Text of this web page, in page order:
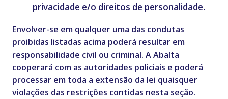
privacidade e/o direitos de personalidade.
Envolver-se em qualquer uma das condutas
proibidas listadas acima poderá resultar em
responsabilidade civil ou criminal. A Abalta
cooperará com as autoridades policiais e poderá
processar em toda a extensão da lei quaisquer
violações das restrições contidas nesta seção.